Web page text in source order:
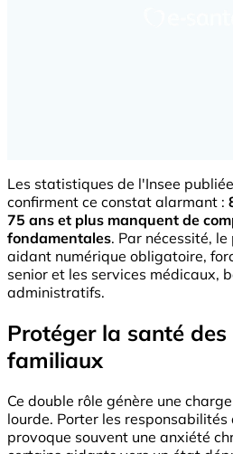
Les statistiques de l'Insee
confirment ce constat alarmant :
75 ans et plus manquent de
fondamentales. Par nécessité,
aidant numérique obligatoire,
senior et les services médicaux,
administratifs.
Protéger la santé
familiaux
Ce double rôle génère une
lourde. Porter les
provoque souvent une anxiété